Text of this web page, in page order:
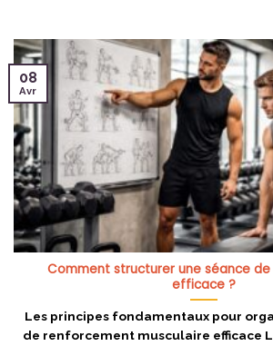
Comment structurer une séance
efficace ?
Les principes fondamentaux pour
de renforcement musculaire efficace
08
Avr